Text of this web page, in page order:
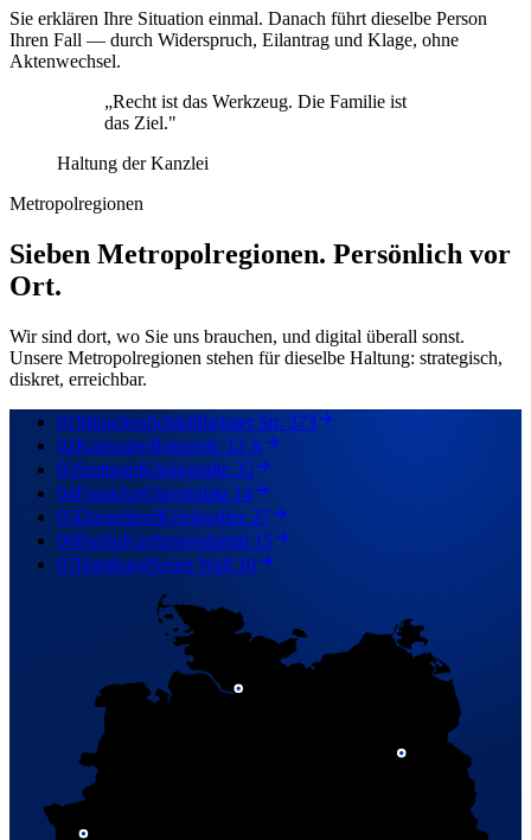
Sie erklären Ihre Situation einmal. Danach führt dieselbe Person
Ihren Fall — durch Widerspruch, Eilantrag und Klage, ohne
Aktenwechsel.
„Recht ist das Werkzeug. Die Familie ist
das Ziel."
Haltung der Kanzlei
Metropolregionen
Sieben Metropolregionen. Persönlich vor
Ort.
Wir sind dort, wo Sie uns brauchen, und digital überall sonst.
Unsere Metropolregionen stehen für dieselbe Haltung: strategisch,
diskret, erreichbar.
01MünchenSchleißheimer Str. 373
02KarlsruheBrauerstr. 12 A
03StuttgartKönigstraße 35
04FrankfurtOpernplatz 14
05DüsseldorfKönigsallee 27
06BerlinKurfürstendamm 15
07HamburgNeuer Wall 10